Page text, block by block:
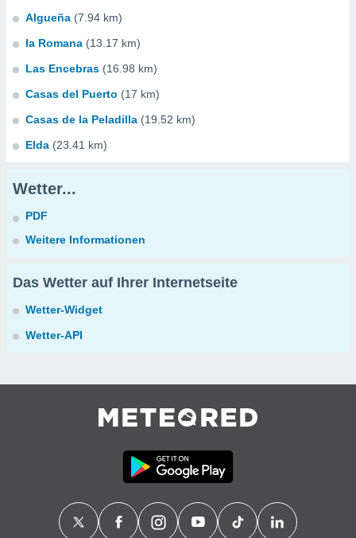
Algueña (7.94 km)
la Romana (13.17 km)
Las Encebras (16.98 km)
Casas del Puerto (17 km)
Casas de la Peladilla (19.52 km)
Elda (23.41 km)
Wetter...
PDF
Weitere Informationen
Das Wetter auf Ihrer Internetseite
Wetter-Widget
Wetter-API